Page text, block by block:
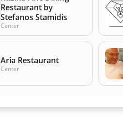
Restaurant by
Stefanos Stamidis
Center
Aria Restaurant
Center